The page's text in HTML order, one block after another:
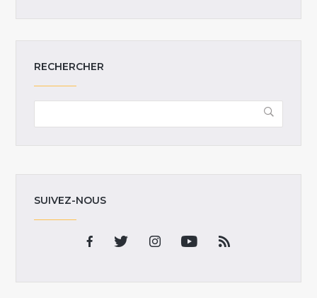
RECHERCHER
SUIVEZ-NOUS